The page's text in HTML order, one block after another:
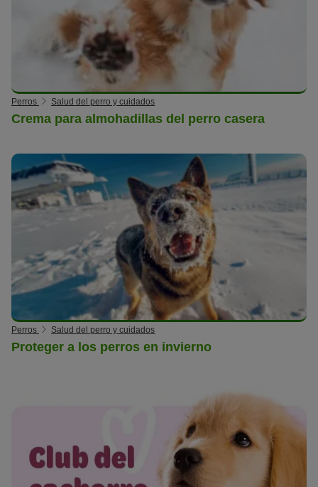
Perros Salud del perro y cuidados
Crema para almohadillas del perro casera
Perros Salud del perro y cuidados
Proteger a los perros en invierno